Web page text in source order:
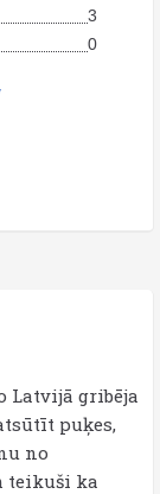
3
0
Latvijā gribēja
puķes,
no
teikuši ka